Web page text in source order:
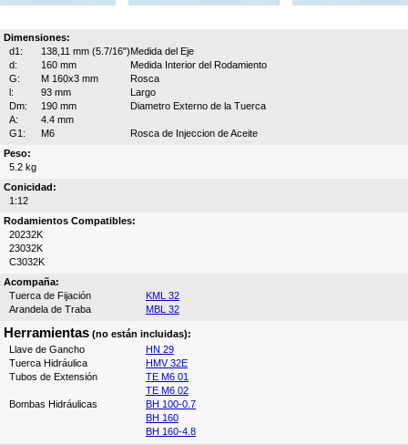
Dimensiones:
d1:
138,11 mm (5.7/16")Medida del Eje
d:
160 mm
Medida Interior del Rodamiento
G:
M 160x3 mm
Rosca
l:
93 mm
Largo
Dm:
190 mm
Diametro Externo de la Tuerca
A:
4.4 mm
G1:
M6
Rosca de Injeccion de Aceite
Peso:
5.2 kg
Conicidad:
1:12
Rodamientos Compatibles:
20232K
23032K
C3032K
Acompaña:
Tuerca de Fijación
KML 32
Arandela de Traba
MBL 32
Herramientas (no están incluidas):
Llave de Gancho
HN 29
Tuerca Hidráulica
HMV 32E
Tubos de Extensión
TE M6 01
TE M6 02
Bombas Hidráulicas
BH 100-0.7
BH 160
BH 160-4.8